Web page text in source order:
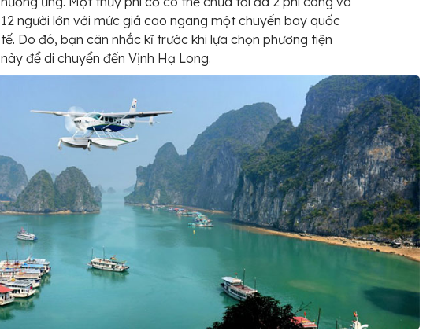
12 người lớn với mức giá cao ngang một chuyến bay quốc
tế. Do đó, bạn cân nhắc kĩ trước khi lựa chọn phương tiện
này để di chuyển đến Vịnh Hạ Long.